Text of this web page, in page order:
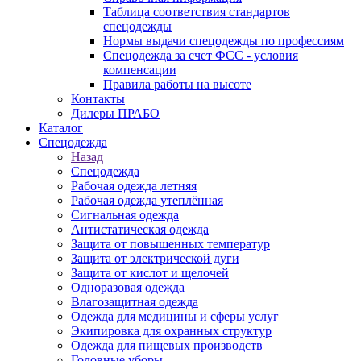
Таблица соответствия стандартов
спецодежды
Нормы выдачи спецодежды по профессиям
Спецодежда за счет ФСС - условия
компенсации
Правила работы на высоте
Контакты
Дилеры ПРАБО
Каталог
Спецодежда
Назад
Спецодежда
Рабочая одежда летняя
Рабочая одежда утеплённая
Сигнальная одежда
Антистатическая одежда
Защита от повышенных температур
Защита от электрической дуги
Защита от кислот и щелочей
Одноразовая одежда
Влагозащитная одежда
Одежда для медицины и сферы услуг
Экипировка для охранных структур
Одежда для пищевых производств